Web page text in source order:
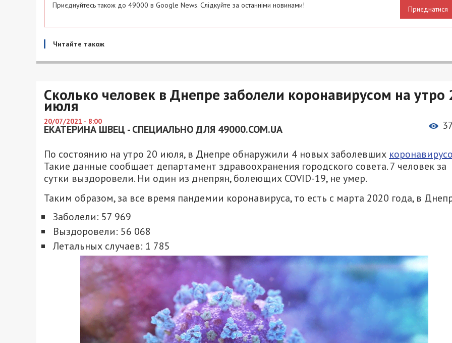
Приєднуйтесь також до 49000 в Google News. Слідкуйте за останніми новинами! Приєднатися
Читайте також
Сколько человек в Днепре заболели коронавирусом на утро
июля
20/07/2021 - 8:00
ЕКАТЕРИНА ШВЕЦ - СПЕЦИАЛЬНО ДЛЯ 49000.COM.UA
По состоянию на утро 20 июля, в Днепре обнаружили 4 новых заболевших
Такие данные сообщает департамент здравоохранения городского совета. 7 человек за
сутки выздоровели. Ни один из днепрян, болеющих COVID-19, не умер.
Таким образом, за все время пандемии коронавируса, то есть с марта 2020 года, в
Заболели: 57 969
Выздоровели: 56 068
Летальных случаев: 1 785